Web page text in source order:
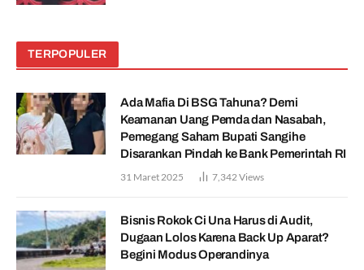
TERPOPULER
Ada Mafia Di BSG Tahuna? Demi
Keamanan Uang Pemda dan Nasabah,
Pemegang Saham Bupati Sangihe
Disarankan Pindah ke Bank Pemerintah RI
31 Maret 2025 7,342 Views
Bisnis Rokok Ci Una Harus di Audit,
Dugaan Lolos Karena Back Up Aparat?
Begini Modus Operandinya